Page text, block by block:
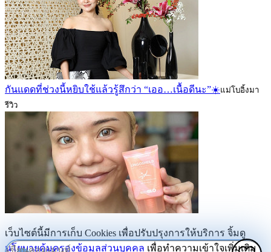
กันแดดที่ช่วงนี้หยิบใช้แล้วรู้สึกว่า “เออ…เนื้อดีนะ”☀️แม่โบอิ้งมา
รีวิว
เว็บไซต์นี้มีการเก็บ Cookies เพื่อปรับปรุงการให้บริการ จิ้มดู
นโยบายคุ้มครองข้อมูลส่วนบุคคล เพื่อทำความเข้าใจเพิ่มเติม